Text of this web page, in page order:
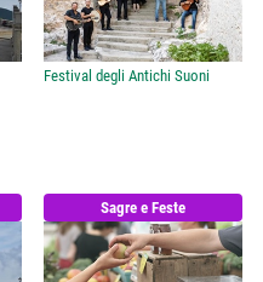
Festival degli Antichi Suoni
Sagre e Feste